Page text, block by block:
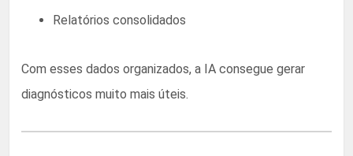
Relatórios consolidados
Com esses dados organizados, a IA consegue gerar
diagnósticos muito mais úteis.